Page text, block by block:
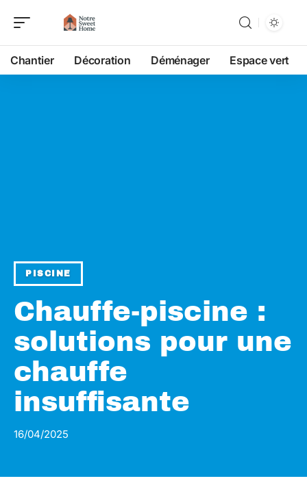
Chantier Décoration Déménager Espace vert
PISCINE
Chauffe-piscine :
solutions pour une
chauffe
insuffisante
16/04/2025